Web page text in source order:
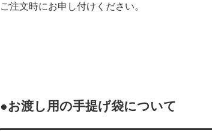
ご注文時にお申し付けください。
●お渡し用の手提げ袋について